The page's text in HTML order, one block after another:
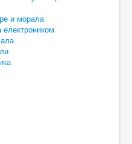
и морала
електроником